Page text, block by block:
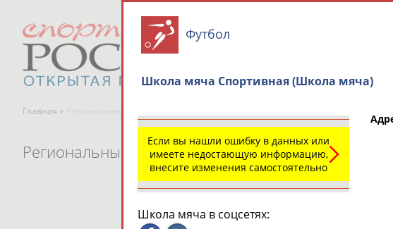
Главная »
Региональные спортивные организации
Футбол
Школа мяча Спортивная (Школа мяча)
Если вы нашли ошибку в данных или
имеете недостающую информацию,
внесите изменения самостоятельно
Школа мяча в соцсетях: